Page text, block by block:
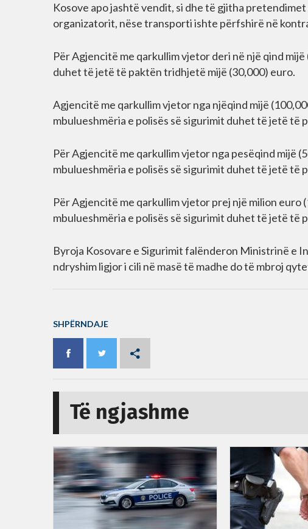
Kosove apo jashtë vendit, si dhe të gjitha
organizatorit, nëse transporti ishte përfshirë në
Për Agjencitë me qarkullim vjetor deri në një qind
duhet të jetë të paktën tridhjetë mijë (30,000) euro.
Agjencitë me qarkullim vjetor nga njëqind mijë
mbulueshmëria e polisës së sigurimit duhet të jetë të
Për Agjencitë me qarkullim vjetor nga pesëqind mijë
mbulueshmëria e polisës së sigurimit duhet të jetë të
Për Agjencitë me qarkullim vjetor prej një milion euro
mbulueshmëria e polisës së sigurimit duhet të jetë të
Byroja Kosovare e Sigurimit falënderon Ministrinë e
ndryshim ligjor i cili në masë të madhe do të mbroj
SHPËRNDAJE
Të ngjashme